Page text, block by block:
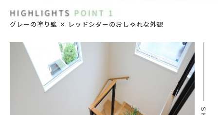
グレーの塗り壁 × レッドシダーのおしゃれな外観